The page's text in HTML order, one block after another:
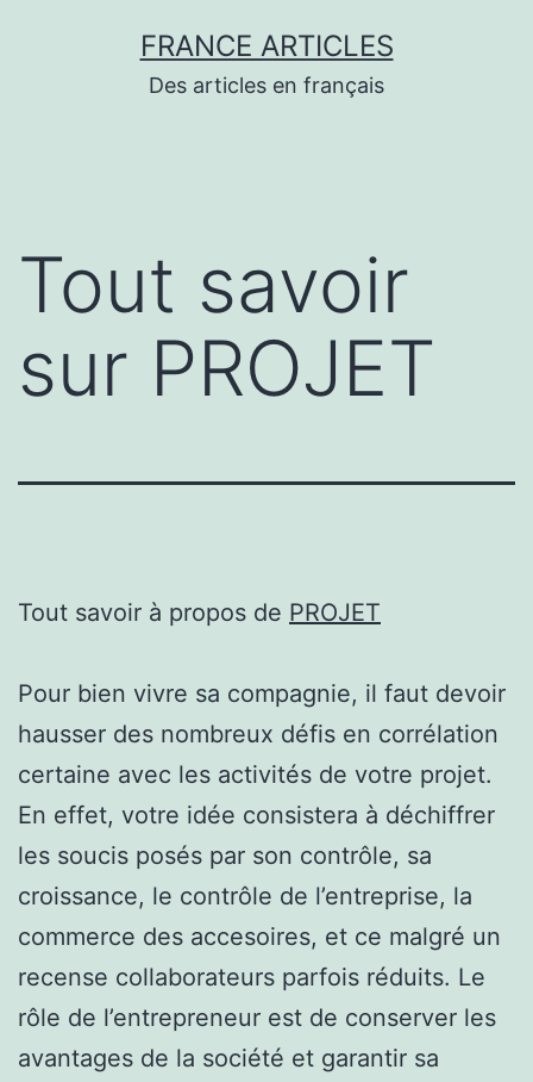
FRANCE ARTICLES
Des articles en français
Tout savoir
sur PROJET
Tout savoir à propos de PROJET
Pour bien vivre sa compagnie, il faut devoir
hausser des nombreux défis en corrélation
certaine avec les activités de votre projet.
En effet, votre idée consistera à déchiffrer
les soucis posés par son contrôle, sa
croissance, le contrôle de l’entreprise, la
commerce des accesoires, et ce malgré un
recense collaborateurs parfois réduits. Le
rôle de l’entrepreneur est de conserver les
avantages de la société et garantir sa